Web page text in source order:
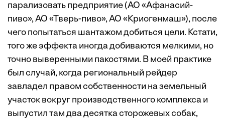
парализовать предприятие (АО «Афанасий-
пиво», АО «Тверь-пиво», АО «Криогенмаш»), после
чего попытаться шантажом добиться цели. Кстати,
того же эффекта иногда добиваются мелкими, но
точно выверенными пакостями. В моей практике
был случай, когда региональный рейдер
завладел правом собственности на земельный
участок вокруг производственного комплекса и
выпустил там два десятка сторожевых собак,